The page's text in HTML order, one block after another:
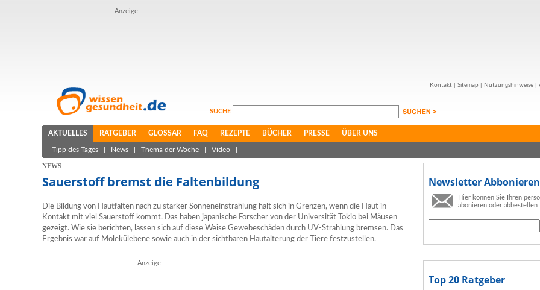
Anzeige:
Kontakt Sitemap Nutzungshinweise
SUCHE
AKTUELLES RATGEBER GLOSSAR FAQ REZEPTE BÜCHER PRESSE ÜBER UNS
Tipp des Tages News Thema der Woche Video
NEWS
Sauerstoff bremst die Faltenbildung
Die Bildung von Hautfalten nach zu starker Sonneneinstrahlung hält sich in Grenzen, wenn die Haut in
Kontakt mit viel Sauerstoff kommt. Das haben japanische Forscher von der Universität Tokio bei Mäusen
gezeigt. Wie sie berichten, lassen sich auf diese Weise Gewebeschäden durch UV-Strahlung bremsen. Das
Ergebnis war auf Molekülebene sowie auch in der sichtbaren Hautalterung der Tiere festzustellen.
Anzeige:
Newsletter Abbonieren
Hier können Sie Ihren
abonieren oder abbestellen
Top 20 Ratgeber